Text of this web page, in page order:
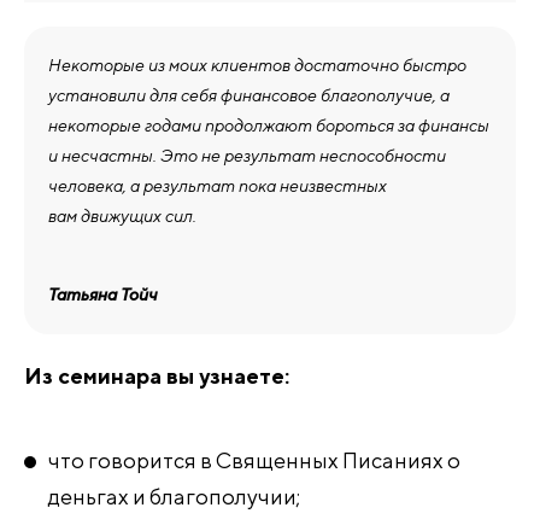
Некоторые из моих клиентов достаточно быстро
установили для себя финансовое благополучие, а
некоторые годами продолжают бороться за финансы
и несчастны. Это не результат неспособности
человека, а результат пока неизвестных
вам движущих сил.
Татьяна Тойч
Из семинара вы узнаете:
что говорится в Священных Писаниях о
деньгах и благополучии;